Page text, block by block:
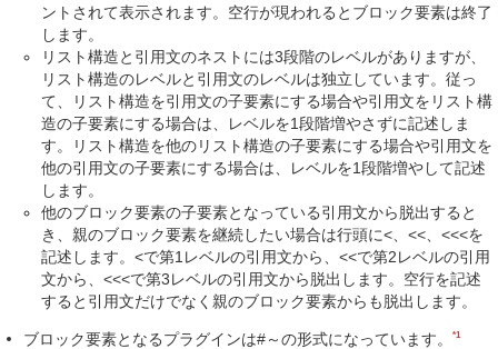
ントされて表示されます。空行が現われるとブロック要素は終了
します。
リスト構造と引用文のネストには3段階のレベルがありますが、
リスト構造のレベルと引用文のレベルは独立しています。従っ
て、リスト構造を引用文の子要素にする場合や引用文をリスト構
造の子要素にする場合は、レベルを1段階増やさずに記述しま
す。リスト構造を他のリスト構造の子要素にする場合や引用文を
他の引用文の子要素にする場合は、レベルを1段階増やして記述
します。
他のブロック要素の子要素となっている引用文から脱出すると
き、親のブロック要素を継続したい場合は行頭に<、<<、<<<を
記述します。<で第1レベルの引用文から、<<で第2レベルの引用
文から、<<<で第3レベルの引用文から脱出します。空行を記述
すると引用文だけでなく親のブロック要素からも脱出します。
ブロック要素となるプラグインは#～の形式になっています。 *1